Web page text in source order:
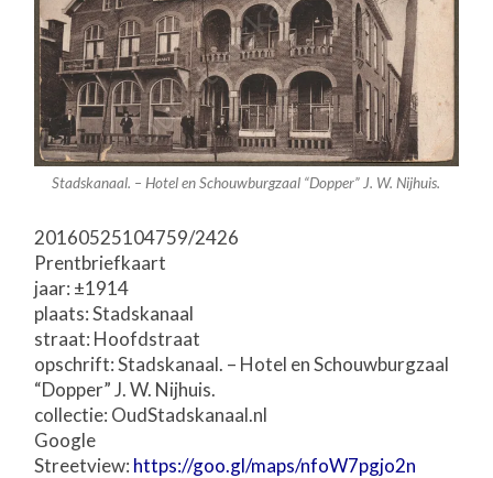
Stadskanaal. – Hotel en Schouwburgzaal “Dopper” J. W. Nijhuis.
20160525104759/2426
Prentbriefkaart
jaar: ±1914
plaats: Stadskanaal
straat: Hoofdstraat
opschrift: Stadskanaal. – Hotel en Schouwburgzaal
“Dopper” J. W. Nijhuis.
collectie: OudStadskanaal.nl
Google
Streetview: https://goo.gl/maps/nfoW7pgjo2n